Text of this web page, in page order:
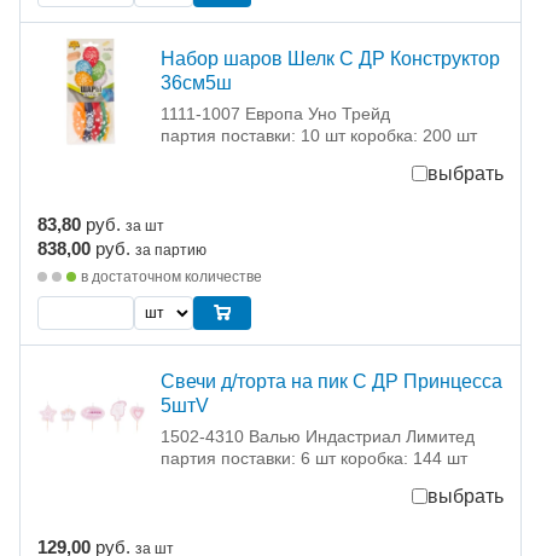
Набор шаров Шелк С ДР Конструктор
36см5ш
1111-1007 Европа Уно Трейд
партия поставки: 10 шт коробка: 200 шт
выбрать
83,80 руб. за шт
838,00 руб. за партию
в достаточном количестве
Свечи д/торта на пик С ДР Принцесса
5штV
1502-4310 Валью Индастриал Лимитед
партия поставки: 6 шт коробка: 144 шт
выбрать
129,00 руб. за шт